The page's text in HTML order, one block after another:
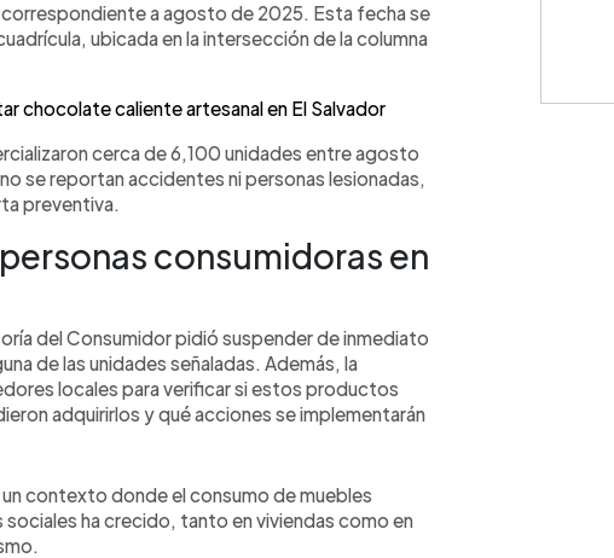
a agosto de 2025. Esta fecha se
ubicada en la intersección de la columna
chocolate caliente artesanal en El Salvador
cerca de 6,100 unidades entre agosto
se reportan accidentes ni personas lesionadas,
preventiva.
consumidoras en
del Consumidor pidió suspender de inmediato
de las unidades señaladas. Además, la
locales para verificar si estos productos
adquirirlos y qué acciones se implementarán
contexto donde el consumo de muebles
ha crecido, tanto en viviendas como en